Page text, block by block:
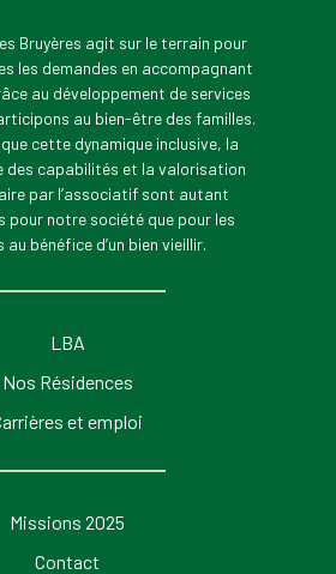
Bruyères agit sur le terrain pour
les demandes en accompagnant
au développement de services
au bien-être des familles.
cette dynamique inclusive, la
des capabilités et la valorisation
par l’associatif sont autant
pour notre société que pour les
au bénéfice d’un bien vieillir.
LBA
Nos Résidences
et emploi
Missions 2025
Contact